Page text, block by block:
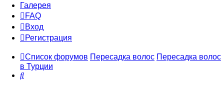
Галерея
FAQ
Вход
Регистрация
Список форумов Пересадка волос Пересадка волос
в Турции
Поиск